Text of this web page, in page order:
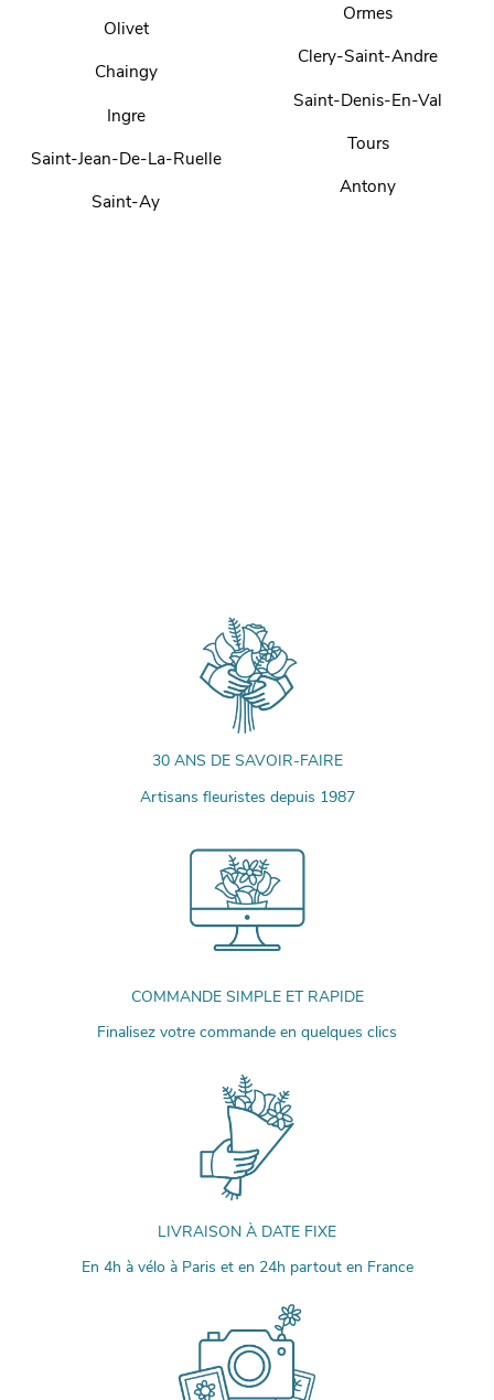
Olivet
Chaingy
Ingre
Saint-Jean-De-La-Ruelle
Saint-Ay
Ormes
Clery-Saint-Andre
Saint-Denis-En-Val
Tours
Antony
30 ANS DE SAVOIR-FAIRE
Artisans fleuristes depuis 1987
COMMANDE SIMPLE ET RAPIDE
Finalisez votre commande en quelques clics
LIVRAISON À DATE FIXE
En 4h à vélo à Paris et en 24h partout en France